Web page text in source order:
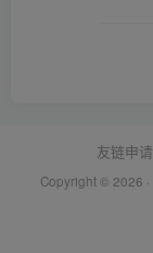
友链申请
Copyright © 2026 ·